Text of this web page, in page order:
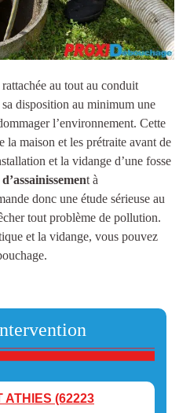
au tout au conduit
disposition au minimum une
l’environnement. Cette
la maison et les prétraite avant de
et la vidange d’une fosse
t à
donc une étude sérieuse au
tout problème de pollution.
et la vidange, vous pouvez
ATHIES (62223